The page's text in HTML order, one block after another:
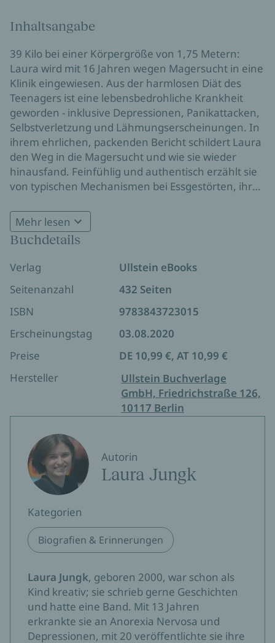
Inhaltsangabe
39 Kilo bei einer Körpergröße von 1,75 Metern:
Laura wird mit 16 Jahren wegen Magersucht in eine
Klinik eingewiesen. Aus der harmlosen Diät des
Teenagers ist eine lebensbedrohliche Krankheit
geworden - inklusive Depressionen, Panikattacken,
Selbstverletzung und Lähmungserscheinungen. In
ihrem ehrlichen, packenden Bericht schildert Laura
den Weg in die Magersucht und wie sie wieder
hinausfand. Feinfühlig und authentisch erzählt sie
von typischen Mechanismen bei Essgestörten, ihrer
Familie. Die drastische Wahrheit über Anorexia
nervosa - und ein Kompass für Betroffene und
Angehörige, damit sie die Kraft finden, die
lebensrettenden Schritte zu gehen.
Mehr lesen
Buchdetails
Verlag
Ullstein eBooks
Seitenanzahl
432 Seiten
ISBN
9783843723015
Erscheinungstag
03.08.2020
Preise
DE 10,99 €, AT 10,99 €
Hersteller
Ullstein Buchverlage
GmbH, Friedrichstraße 126,
10117 Berlin
Autorin
Laura Jungk
Kategorien
Biografien & Erinnerungen
Laura Jungk, geboren 2000, war schon als
Kind kreativ; sie schrieb gerne Geschichten
und hatte eine Band. Mit 13 Jahren
erkrankte sie an Anorexia Nervosa und
Depressionen, mit 20 veröffentlichte sie ihre